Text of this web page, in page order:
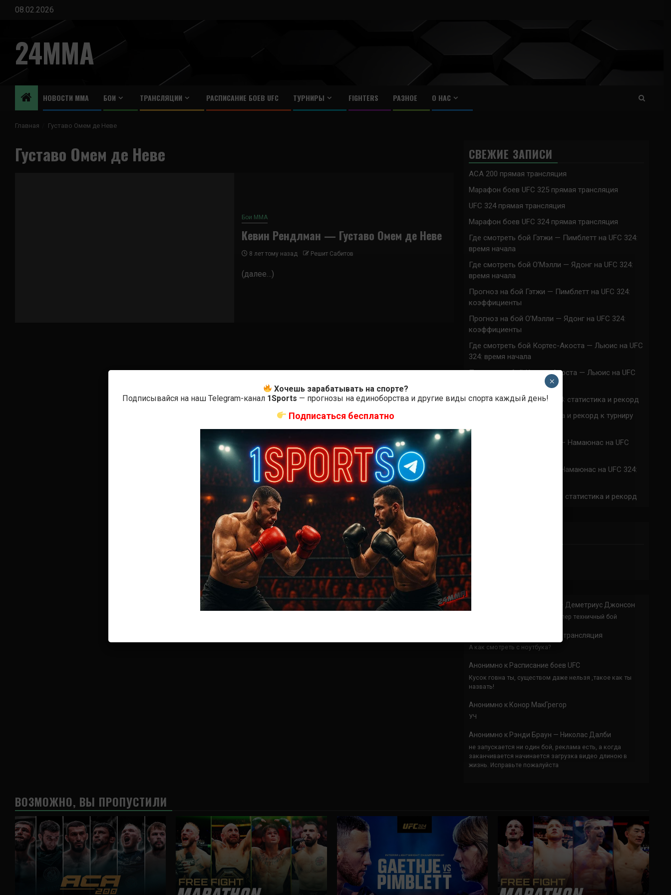
Перейти
содержимому
08.02.2026
24MMA
НОВОСТИ ММА БОИ ТРАНСЛЯЦИИ РАСПИСАНИЕ БОЕВ UFC ТУРНИРЫ FIGHTERS РАЗНОЕ О НАС
Главная Густаво Омем де Неве
Густаво Омем де Неве
Бои ММА
Кевин Рендлман — Густаво Омем де Неве
8 лет тому назад Решит Сабитов
(далее…)
СВЕЖИЕ ЗАПИСИ
ACA 200 прямая трансляция
Марафон боев UFC 325 прямая трансляция
UFC 324 прямая трансляция
Марафон боев UFC 324 прямая трансляция
Где смотреть бой Гэтжи — Пимблетт на UFC 324:
время начала
Где смотреть бой О’Мэлли — Ядонг на UFC 324:
время начала
Прогноз на бой Гэтжи — Пимблетт на UFC 324:
коэффициенты
Прогноз на бой О’Мэлли — Ядонг на UFC 324:
коэффициенты
Где смотреть бой Кортес-Акоста — Льюис на UFC
324: время начала
Прогноз на бой Кортес-Акоста — Льюис на UFC
Наталья Сильва на UFC 324: статистика и рекорд
Роуз Намаюнас: статистика и рекорд к турниру
Где смотреть бой Сильва — Намаюнас на UFC
Прогноз на бой Сильва — Намаюнас на UFC 324:
Арнольд Аллен на UFC 324: статистика и рекорд
Анонимно Доминик Круз — Деметриус Джонсон
Спасибо что выложили этот супер техничный бой
UFC 324 прямая трансляция
А как смотреть с ноутбука?
Анонимно к Расписание боев UFC
Кусок говна ты, существом даже нельзя ,такое как ты
назвать!
Анонимно к Конор МакГрегор
УЧ
Анонимно к Рэнди Браун — Николас Далби
не запускается ни один бой, реклама есть, а когда
заканчивается начинается загрузка видео длиною в
жизнь. Исправьте пожалуйста
ВОЗМОЖНО, ВЫ ПРОПУСТИЛИ
Хочешь зарабатывать на спорте?
Подписывайся на наш Telegram-канал 1Sports — прогнозы на единоборства и другие виды спорта каждый день!
Подписаться бесплатно
×